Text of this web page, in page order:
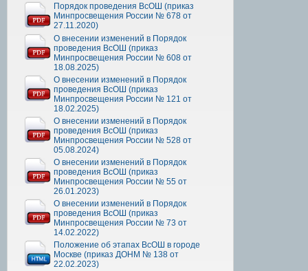
Порядок проведения ВсОШ (приказ
Минпросвещения России № 678 от
27.11.2020)
О внесении изменений в Порядок
проведения ВсОШ (приказ
Минпросвещения России № 608 от
18.08.2025)
О внесении изменений в Порядок
проведения ВсОШ (приказ
Минпросвещения России № 121 от
18.02.2025)
О внесении изменений в Порядок
проведения ВсОШ (приказ
Минпросвещения России № 528 от
05.08.2024)
О внесении изменений в Порядок
проведения ВсОШ (приказ
Минпросвещения России № 55 от
26.01.2023)
О внесении изменений в Порядок
проведения ВсОШ (приказ
Минпросвещения России № 73 от
14.02.2022)
Положение об этапах ВсОШ в городе
Москве (приказ ДОНМ № 138 от
22.02.2023)